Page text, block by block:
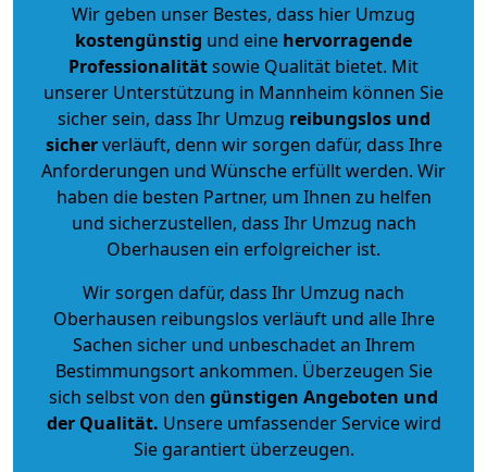
Wir geben unser Bestes, dass hier Umzug
kostengünstig und eine hervorragende
Professionalitätsowie Qualität bietet. Mit
unserer Unterstützung in Mannheim können Sie
sicher sein, dass Ihr Umzug reibungslos und
sicherverläuft, denn wir sorgen dafür, dass Ihre
Anforderungen und Wünsche erfüllt werden. Wir
haben die besten Partner, um Ihnen zu helfen
und sicherzustellen, dass Ihr Umzug nach
Oberhausen ein erfolgreicher ist.
Wir sorgen dafür, dass Ihr Umzug nach
Oberhausen reibungslos verläuft und alle Ihre
Sachen sicher und unbeschadet an Ihrem
Bestimmungsort ankommen. Überzeugen Sie
sich selbst von den günstigen Angeboten und
der Qualität. Unsere umfassender Service wird
Sie garantiert überzeugen.